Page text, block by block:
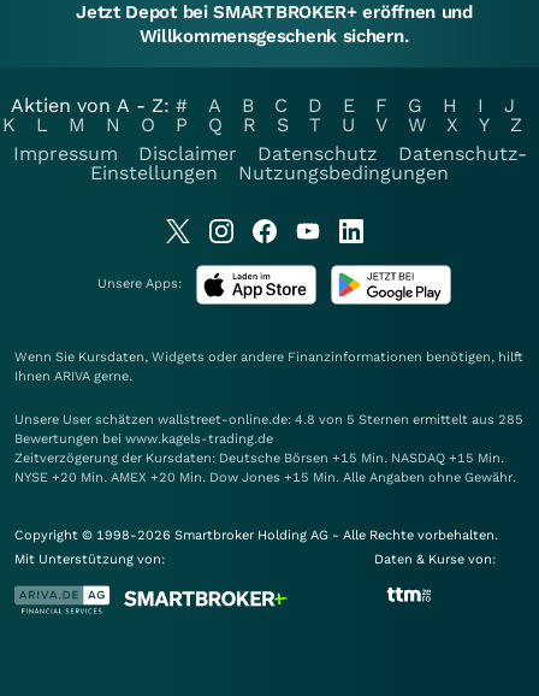
Jetzt Depot bei SMARTBROKER+ eröffnen und
Willkommensgeschenk sichern.
Aktien von A - Z: # A B C D E F G H I
J
K
L M N O P Q R S T U V W X Y
Z
Impressum
Disclaimer Datenschutz
Datenschutz-
Einstellungen
Nutzungsbedingungen
Unsere Apps:
Wenn Sie Kursdaten, Widgets oder andere Finanzinformationen benötigen, hilft
Ihnen ARIVA gerne.
Unsere User schätzen wallstreet-online.de: 4.8 von 5 Sternen ermittelt aus 285
Bewertungen bei www.kagels-trading.de
Zeitverzögerung der Kursdaten: Deutsche Börsen +15 Min. NASDAQ +15 Min.
NYSE +20 Min. AMEX +20 Min. Dow Jones +15 Min. Alle Angaben ohne Gewähr.
Copyright © 1998-2026 Smartbroker Holding AG - Alle Rechte vorbehalten.
Mit Unterstützung von:
Daten & Kurse von: